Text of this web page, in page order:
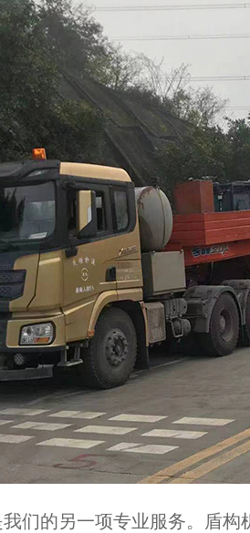
们的另一项专业服务。盾